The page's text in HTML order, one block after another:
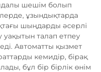
шешім болып
ұзындықтарда
шыңдарды әсерлі
уақытын талап етпеу
Автоматты қызмет
кемидір, бірақ
бұл бір бірлік өнім